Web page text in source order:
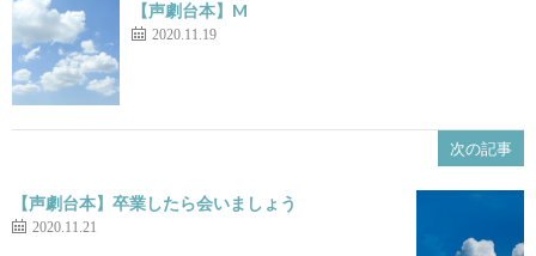
【声劇台本】M
2020.11.19
次の記事
【声劇台本】卒業したら会いましょう
2020.11.21